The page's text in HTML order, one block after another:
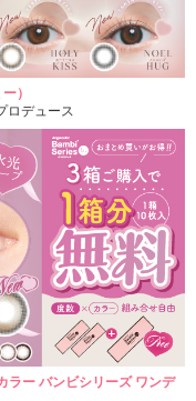
）
ロデュース
ー バンビシリーズ ワンデ